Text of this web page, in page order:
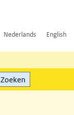
Nederlands English
Zoeken